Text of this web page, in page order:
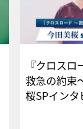
『クロス
救急の約束
桜SPイ